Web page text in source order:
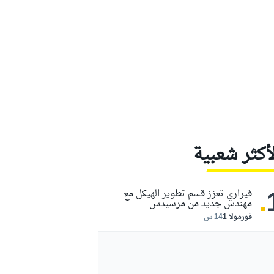
شعبية
. فورمولا 1 14 س
فيراري تعزز قسم تطوير الهيكل مع
مهندس جديد من مرسيدس